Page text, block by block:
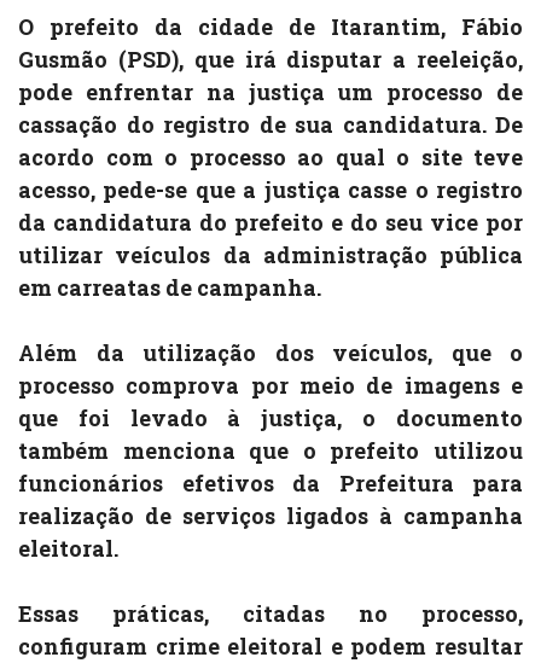
O prefeito da cidade de Itarantim, Fábio
Gusmão (PSD), que irá disputar a reeleição,
pode enfrentar na justiça um processo de
cassação do registro de sua candidatura. De
acordo com o processo ao qual o site teve
acesso, pede-se que a justiça casse o registro
da candidatura do prefeito e do seu vice por
utilizar veículos da administração pública
em carreatas de campanha.
Além da utilização dos veículos, que o
processo comprova por meio de imagens e
que foi levado à justiça, o documento
também menciona que o prefeito utilizou
funcionários efetivos da Prefeitura para
realização de serviços ligados à campanha
eleitoral.
Essas práticas, citadas no processo,
configuram crime eleitoral e podem resultar